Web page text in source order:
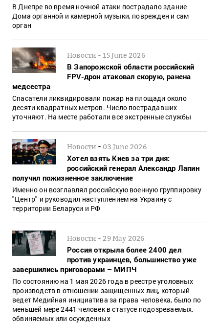
В Днепре во время ночной атаки пострадало здание
Дома органной и камерной музыки, поврежден и сам
орган
Новости -15 June 2026
В Запорожской области российский
FPV-дрон атаковал скорую, ранена
медсестра
Спасатели ликвидировали пожар на площади около
десяти квадратных метров. Число пострадавших
уточняют. На месте работали все экстренные службы
Новости - 03 June 2026
Хотел взять Киев за три дня:
российский генерал Александр Лапин
получил пожизненное заключение
Именно он возглавлял российскую военную группировку
"Центр" и руководил наступлением на Украину с
территории Беларуси и РФ
Новости -29 May 2026
Россия открыла более 2400 дел
против украинцев, большинство уже
завершились приговорами – МИПЧ
По состоянию на 1 мая 2026 года в реестре уголовных
производств в отношении защищенных лиц, который
ведет Медийная инициатива за права человека, было по
меньшей мере 2441 человек в статусе подозреваемых,
обвиняемых или осужденных